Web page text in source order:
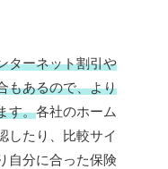
ターネット割引や
もあるので、より
す。各社のホーム
したり、比較サイ
自分に合った保険